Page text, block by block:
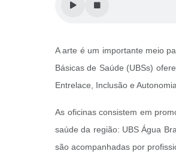
A arte é um importante meio
Básicas de Saúde (UBSs)
Entrelace, Inclusão e
As oficinas consistem em
saúde da região: UBS Água
são acompanhadas por